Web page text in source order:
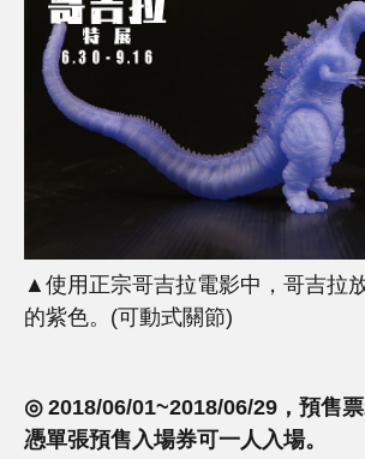
▲使用正宗哥吉拉電影中，哥吉拉
的紫色。(可動式關節)
◎ 2018/06/01~2018/06/29 ，預售票
憑單張預售入場券可一人入場。